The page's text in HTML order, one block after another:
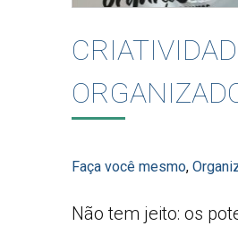
Faça você mesmo,
Não tem jeito: os